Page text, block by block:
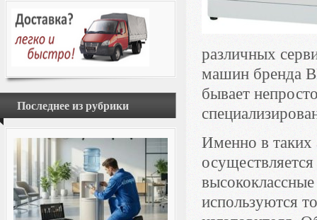
Последнее из рубрики
различных
машин бренда
бывает
Именно в таких
используются